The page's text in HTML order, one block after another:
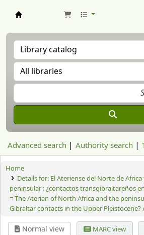
Advanced search Authority search
Home
Details for: El Ateriense del Norte de
peninsular : ¿contactos transgibraltareños
= The Aterian of North Africa and the
Gibraltar contacts in the Upper Pleistocene?
Normal view MARC view